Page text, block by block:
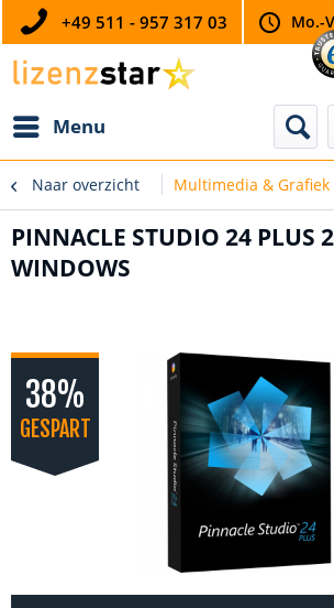
+49 511 - 957 317 03 Mo.-
Menu
Naar overzicht Multimedia & Grafiek
PINNACLE STUDIO 24 PLUS
WINDOWS
38%
GESPART